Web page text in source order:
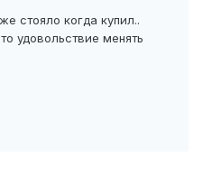
стояло когда купил..
удовольствие менять